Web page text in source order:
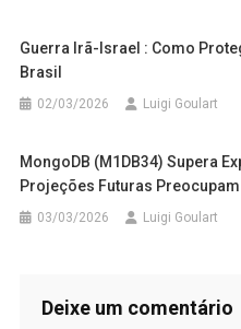
Guerra Irã-Israel : Como
Brasil
02/03/2026 Luigi Goulart
MongoDB (M1DB34) Supera
Projeções Futuras
03/03/2026 Luigi Goulart
Deixe um comentário